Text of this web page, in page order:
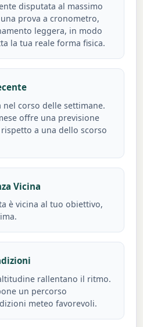
disputata al massimo
prova a cronometro,
leggera, in modo
la tua reale forma fisica.
nel corso delle settimane.
offre una previsione
a una dello scorso
Vicina
è vicina al tuo obiettivo,
rallentano il ritmo.
un percorso
meteo favorevoli.